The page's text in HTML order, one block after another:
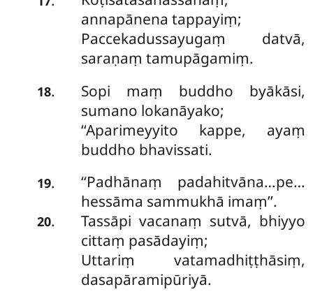
annapānena tappayiṃ;
Paccekadussayugaṃ datvā,
saraṇaṃ tamupāgamiṃ.
18.
Sopi maṃ buddho byākāsi,
sumano lokanāyako;
‘‘Aparimeyyito kappe, ayaṃ
buddho bhavissati.
19.
‘‘Padhānaṃ padahitvāna…pe…
hessāma sammukhā imaṃ’’.
20.
Tassāpi vacanaṃ sutvā, bhiyyo
cittaṃ pasādayiṃ;
Uttariṃ vatamadhiṭṭhāsiṃ,
dasapāramipūriyā.